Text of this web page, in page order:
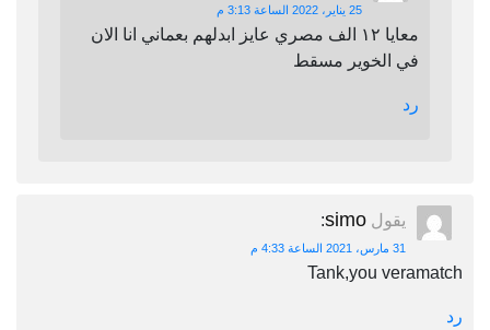
25 يناير، 2022 الساعة 3:13 م
معايا ١٢ الف مصري عايز ابدلهم بعماني انا الان
في الخوير مسقط
رد
يقول simo
:
31 مارس، 2021 الساعة 4:33 م
Tank,you veramatch
رد